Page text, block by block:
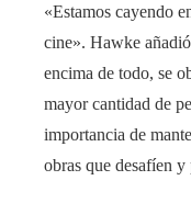
«Estamos cayendo
cine». Hawke
encima de todo, se
mayor cantidad de
importancia de
obras que desafíen